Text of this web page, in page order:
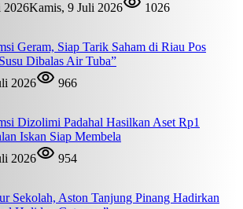
2026Kamis, 9 Juli 2026
1026
Geram, Siap Tarik Saham di Riau Pos
Dibalas Air Tuba”
2026
966
Dizolimi Padahal Hasilkan Aset Rp1
Iskan Siap Membela
2026
954
Sekolah, Aston Tanjung Pinang Hadirkan